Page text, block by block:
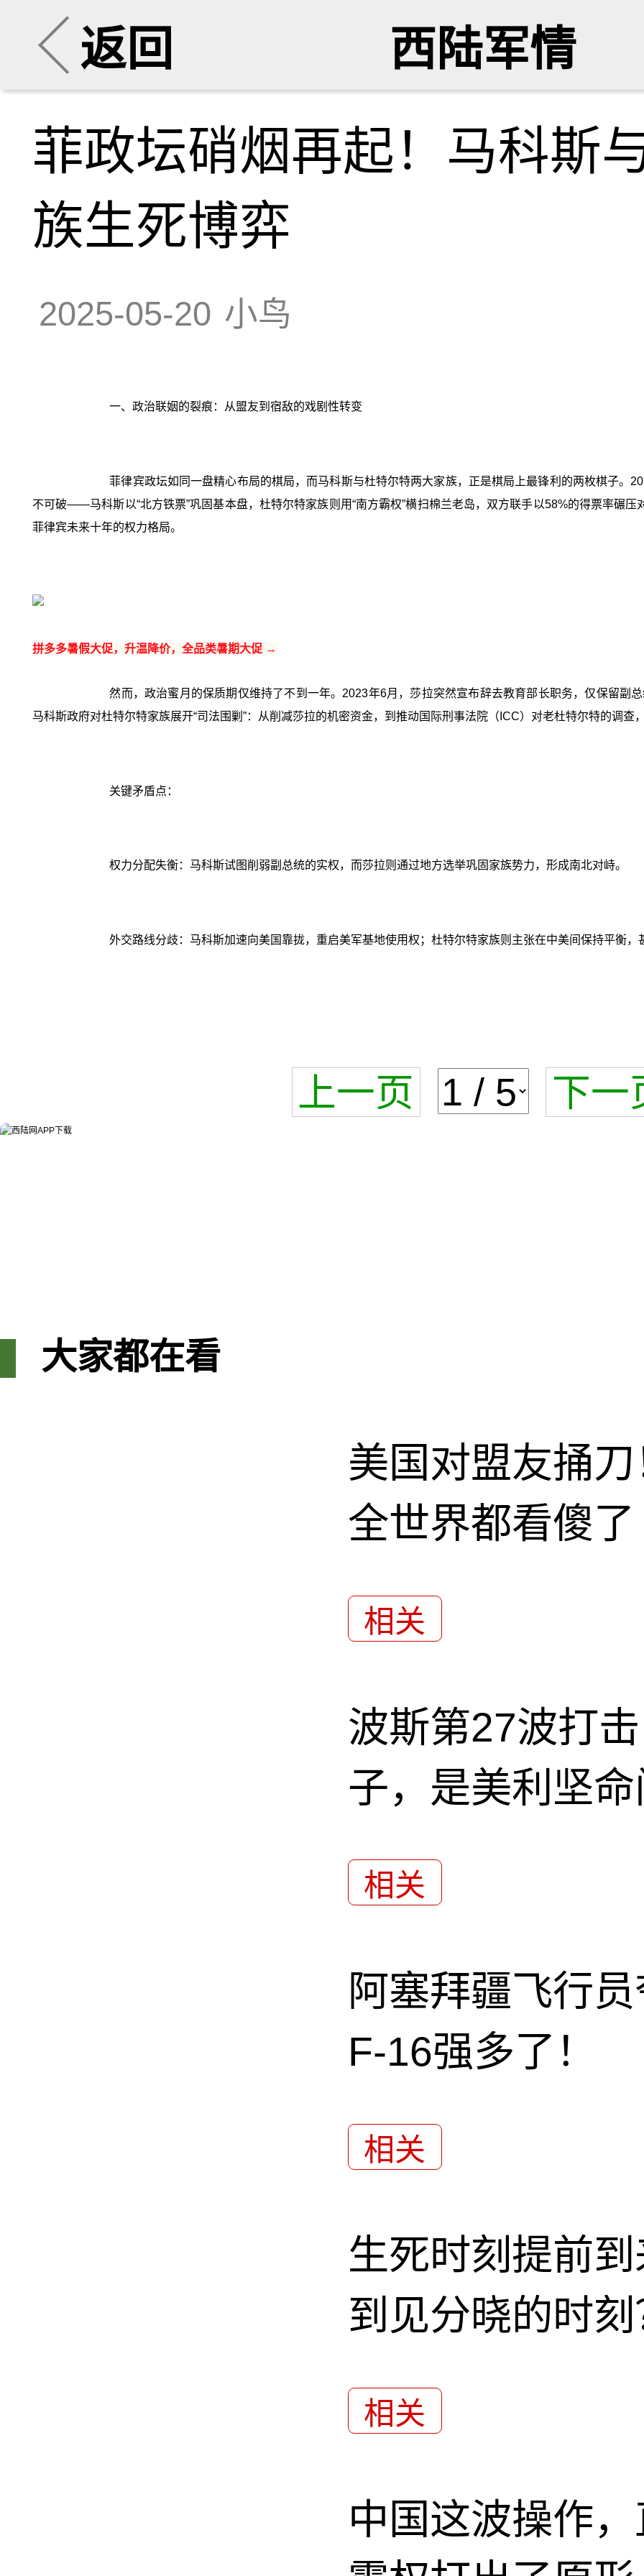
返回 西陆军情
菲政坛硝烟再起！马科斯
族生死博弈
2025-05-20 小鸟
一、政治联姻的裂痕：从盟友到宿敌的戏剧性转变
菲律宾政坛如同一盘精心布局的棋局，而马科斯与杜特尔特两大家族，正是棋局上最锋利的两枚棋子。
不可破——马科斯以“北方铁票”巩固基本盘，杜特尔特家族则用“南方霸权”横扫棉兰老岛，双方联手以58%的得票率碾压
菲律宾未来十年的权力格局。
拼多多暑假大促，升温降价，全品类暑期大促 →
然而，政治蜜月的保质期仅维持了不到一年。2023年6月，莎拉突然宣布辞去教育部长职务，仅保留副
马科斯政府对杜特尔特家族展开“司法围剿”：从削减莎拉的机密资金，到推动国际刑事法院（ICC）对老杜特尔特的调
关键矛盾点：
权力分配失衡：马科斯试图削弱副总统的实权，而莎拉则通过地方选举巩固家族势力，形成南北对峙。
外交路线分歧：马科斯加速向美国靠拢，重启美军基地使用权；杜特尔特家族则主张在中美间保持平衡，
上一页 下一
大家都在看
美国对盟友捅
全世界都看傻了
相关
波斯第27波打
子，是美利坚
相关
阿塞拜疆飞行
F-16强多了！
相关
生死时刻提前
到见分晓的时
相关
中国这波操作